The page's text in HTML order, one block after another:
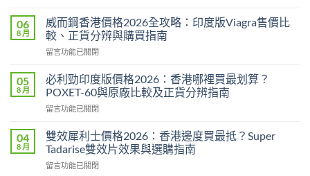
P-
Force
評
價
印
度
效
哥
效
副
06
8 月
威而鋼香港價格2026全攻略：印度版Viagra售價比
較、正貨分辨與購買指南
在
而
鋼
香
港
格
2026
攻
留言功能已關閉
05
8 月
必利勁印度版價格2026：香港哪裡買最划算？
POXET-60與原廠比較及正貨分辨指南
在
利
勁
印
度
留言功能已關閉
04
8 月
雙效犀利士價格2026：香港邊度買最抵？Super
Tadarise雙效片效果與選購指南
在
留言功能已關閉